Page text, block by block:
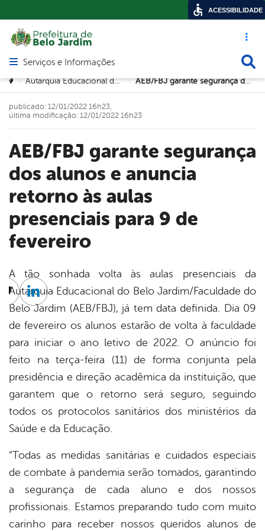
Acesso
Abrir menu principal de navegação
Serviços e Informações
Você está aqui:
> Autarquia Educacional de Belo Jardim (AEB) > AEB/FBJ garante segurança dos alunos e anuncia retorno às aulas presenciais para 9 de fevereiro
AEB/FBJ garante segurança
dos alunos e anuncia
retorno às aulas
presenciais para 9 de
fevereiro
publicado: 12/01/2022 16h23,
última modificação: 12/01/2022 16h23
A tão sonhada volta às aulas presenciais da
Autarquia Educacional do Belo Jardim/Faculdade do
Belo Jardim (AEB/FBJ), já tem data definida. Dia 09
de fevereiro os alunos estarão de volta à faculdade
para iniciar o ano letivo de 2022. O anúncio foi
feito na terça-feira (11) de forma conjunta pela
presidência e direção acadêmica da instituição, que
garantem que o retorno será seguro, seguindo
todos os protocolos sanitários dos ministérios da
Saúde e da Educação.
“Todas as medidas sanitárias e cuidados especiais
de combate à pandemia serão tomados, garantindo
a segurança de cada aluno e dos nossos
profissionais. Estamos preparando tudo com muito
carinho para receber nossos queridos alunos de
Twitter
Linkedin
ACESSIBILIDADE